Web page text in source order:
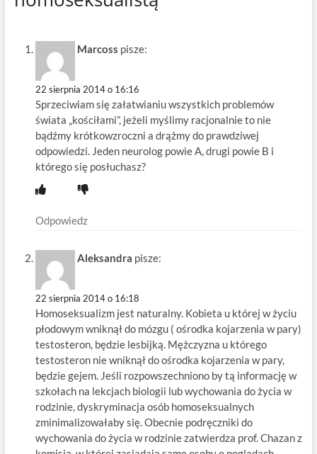
Marcoss pisze:
22 sierpnia 2014 o 16:16
Sprzeciwiam się załatwianiu wszystkich problemów
świata „kościłami”, jeżeli myślimy racjonalnie to nie
bądźmy krótkowzroczni a drążmy do prawdziwej
odpowiedzi. Jeden neurolog powie A, drugi powie B i
którego się posłuchasz?
Odpowiedz
Aleksandra pisze:
22 sierpnia 2014 o 16:18
Homoseksualizm jest naturalny. Kobieta u której w życiu
płodowym wniknął do mózgu ( ośrodka kojarzenia w pary)
testosteron, będzie lesbijką. Mężczyzna u którego
testosteron nie wniknął do ośrodka kojarzenia w pary,
będzie gejem. Jeśli rozpowszechniono by tą informację w
szkołach na lekcjach biologii lub wychowania do życia w
rodzinie, dyskryminacja osób homoseksualnych
zminimalizowałaby się. Obecnie podręczniki do
wychowania do życia w rodzinie zatwierdza prof. Chazan z